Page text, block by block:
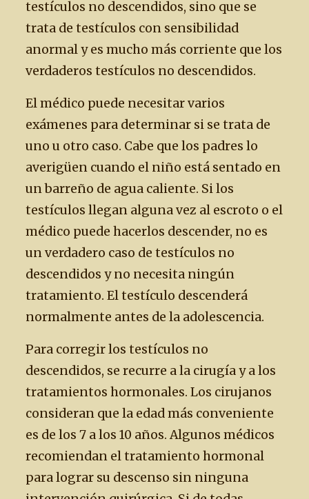
testículos no descendidos, sino que se
trata de testículos con sensibilidad
anormal y es mucho más corriente que los
verdaderos testículos no descendidos.
El médico puede necesitar varios
exámenes para determinar si se trata de
uno u otro caso. Cabe que los padres lo
averigüen cuando el niño está sentado en
un barreño de agua caliente. Si los
testículos llegan alguna vez al escroto o el
médico puede hacerlos descender, no es
un verdadero caso de testículos no
descendidos y no necesita ningún
tratamiento. El testículo descenderá
normalmente antes de la adolescencia.
Para corregir los testículos no
descendidos, se recurre a la cirugía y a los
tratamientos hormonales. Los cirujanos
consideran que la edad más conveniente
es de los 7 a los 10 años. Algunos médicos
recomiendan el tratamiento hormonal
para lograr su descenso sin ninguna